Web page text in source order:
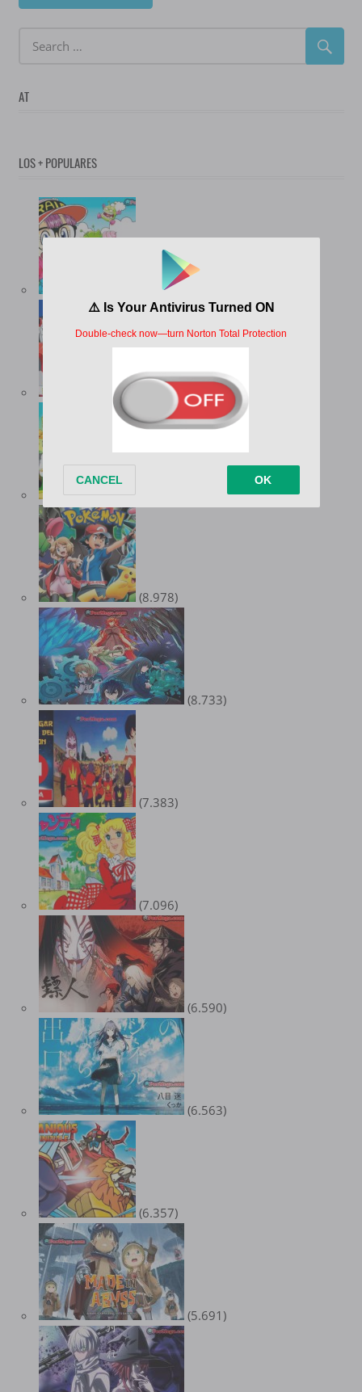
AT
LOS + POPULARES
(12.737)
(10.347)
(8.978)
(8.733)
(7.383)
(7.096)
(6.590)
(6.563)
(6.357)
(5.691)